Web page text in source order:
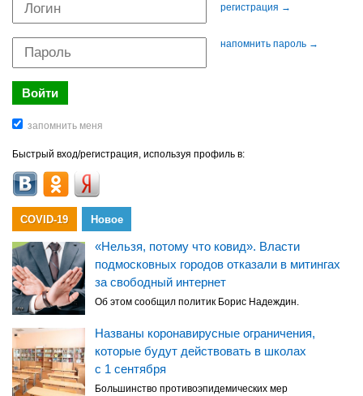
регистрация →
напомнить пароль →
Быстрый вход/регистрация, используя профиль в:
COVID-19 Новое
«Нельзя, потому что ковид». Власти
подмосковных городов отказали в митингах
за свободный интернет
Об этом сообщил политик Борис Надеждин.
Названы коронавирусные ограничения,
которые будут действовать в школах
с 1 сентября
Большинство противоэпидемических мер